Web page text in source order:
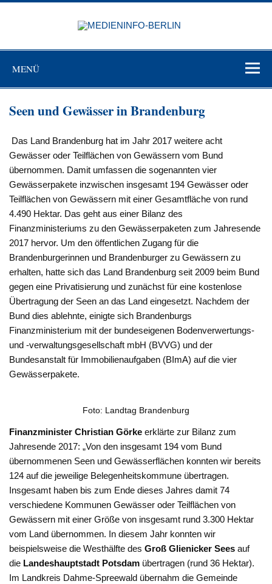
Zum
MENÜ
Seen und Gewässer in Brandenburg
Das Land Brandenburg hat im Jahr 2017 weitere acht
Gewässer oder Teilflächen von Gewässern vom Bund
übernommen. Damit umfassen die sogenannten vier
Gewässerpakete inzwischen insgesamt 194 Gewässer oder
Teilflächen von Gewässern mit einer Gesamtfläche von rund
4.490 Hektar. Das geht aus einer Bilanz des
Finanzministeriums zu den Gewässerpaketen zum Jahresende
2017 hervor. Um den öffentlichen Zugang für die
Brandenburgerinnen und Brandenburger zu Gewässern zu
erhalten, hatte sich das Land Brandenburg seit 2009 beim Bund
gegen eine Privatisierung und zunächst für eine kostenlose
Übertragung der Seen an das Land eingesetzt. Nachdem der
Bund dies ablehnte, einigte sich Brandenburgs
Finanzministerium mit der bundeseigenen Bodenverwertungs-
und -verwaltungsgesellschaft mbH (BVVG) und der
Bundesanstalt für Immobilienaufgaben (BImA) auf die vier
Gewässerpakete.
Foto: Landtag Brandenburg
Finanzminister Christian Görkeerklärte zur Bilanz zum
Jahresende 2017: „Von den insgesamt 194 vom Bund
übernommenen Seen und Gewässerflächen konnten wir bereits
124 auf die jeweilige Belegenheitskommune übertragen.
Insgesamt haben bis zum Ende dieses Jahres damit 74
verschiedene Kommunen Gewässer oder Teilflächen von
Gewässern mit einer Größe von insgesamt rund 3.300 Hektar
vom Land übernommen. In diesem Jahr konnten wir
beispielsweise die Westhälfte desGroß Glienicker Seesauf
die Landeshauptstadt Potsdam übertragen (rund 36 Hektar).
Im Landkreis Dahme-Spreewald übernahm die Gemeinde